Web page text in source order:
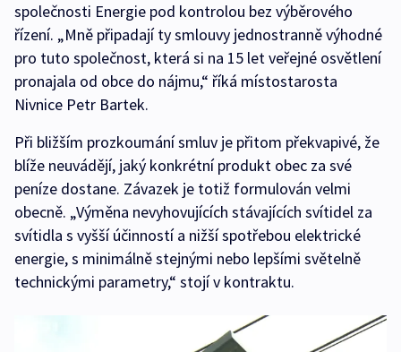
společnosti Energie pod kontrolou bez výběrového
řízení. „Mně připadají ty smlouvy jednostranně výhodné
pro tuto společnost, která si na 15 let veřejné osvětlení
pronajala od obce do nájmu,“ říká místostarosta
Nivnice Petr Bartek.
Při bližším prozkoumání smluv je přitom překvapivé, že
blíže neuvádějí, jaký konkrétní produkt obec za své
peníze dostane. Závazek je totiž formulován velmi
obecně. „Výměna nevyhovujících stávajících svítidel za
svítidla s vyšší účinností a nižší spotřebou elektrické
energie, s minimálně stejnými nebo lepšími světelně
technickými parametry,“ stojí v kontraktu.